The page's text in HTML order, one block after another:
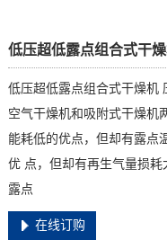
低压超低露点组合式干
低压超低露点组合式干燥机
空气干燥机和吸附式干燥机
能耗低的优点，但却有露点
优 点，但却有再生气量损
露点
在线订购